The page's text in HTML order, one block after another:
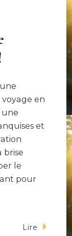
en
une
et
brise
le
pour
Lire